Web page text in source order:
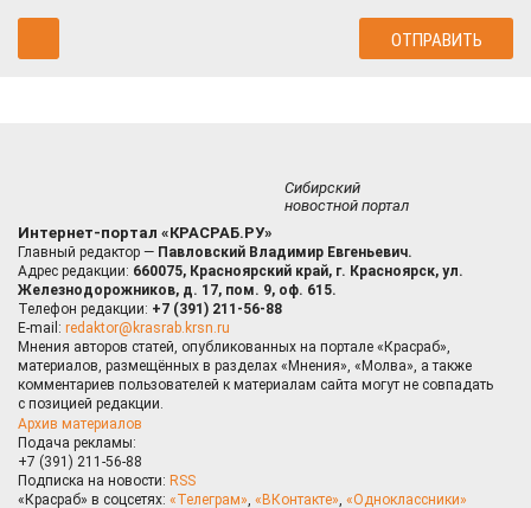
Сибирский
новостной портал
Интернет-портал «КРАСРАБ.РУ»
Главный редактор — Павловский Владимир Евгеньевич.
Адрес редакции: 660075, Красноярский край, г. Красноярск, ул.
Железнодорожников, д. 17, пом. 9, оф. 615.
Телефон редакции: +7 (391) 211-56-88
E-mail: redaktor@krasrab.krsn.ru
Мнения авторов статей, опубликованных на портале «Красраб»,
материалов, размещённых в разделах «Мнения», «Молва», а также
комментариев пользователей к материалам сайта могут не совпадать
с позицией редакции.
Архив материалов
Подача рекламы:
+7 (391) 211-56-88
Подписка на новости: RSS
«Красраб» в соцсетях: «Телеграм», «ВКонтакте», «Одноклассники»